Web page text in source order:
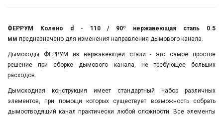
ФЕРРУМ Колено d - 110 / 90º нержавеющая сталь 0.5
мм предназначено для изменения направления дымового канала.
Дымоходы ФЕРРУМ из нержавеющей стали - это самое простое
решение при сборке дымового канала, не требующее больших
расходов.
Дымоходная конструкция имеет стандартный набор различных
элементов, при помощи которых существует возможность собрать
дымоотводящий канал практически любой сложности. Все элементы